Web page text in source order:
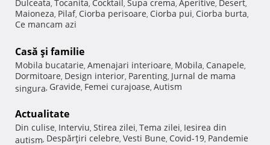
Dulceata, Tocanita, Cocktail, Supa crema, Aperitive, Desert,
Maioneza, Pilaf, Ciorba perisoare, Ciorba pui, Ciorba burta,
Ce mancam azi
Casă şi familie
Mobila bucatarie, Amenajari interioare, Mobila, Canapele,
Dormitoare, Design interior, Parenting, Jurnal de mama
singura, Gravide, Femei curajoase, Autism
Actualitate
Din culise, Interviu, Stirea zilei, Tema zilei, Iesirea din
autism, Despărţiri celebre, Vesti Bune, Covid-19, Pandemie